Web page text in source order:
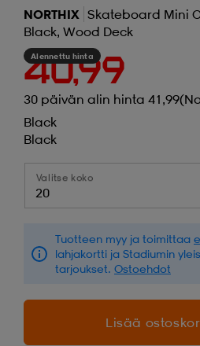
NORTHIX Skateboard Mini
Black, Wood Deck
Alennettu hinta
40,99
30 päivän alin hinta 41,99
Black
Black
Valitse koko
20
Tuotteen myy ja toimittaa
lahjakortti ja Stadiumin
tarjoukset. Ostoehdot
Lisää